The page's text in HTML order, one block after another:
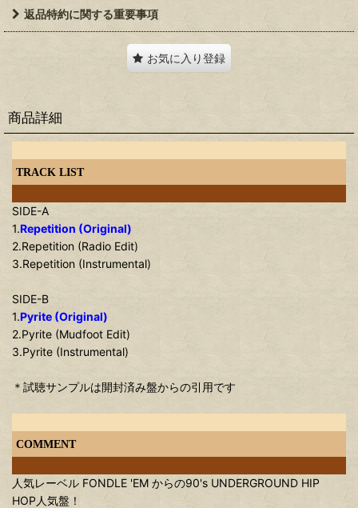
返品特約に関する重要事項
お気に入り登録
商品詳細
TRACK LIST
SIDE-A
1.Repetition (Original)
2.Repetition (Radio Edit)
3.Repetition (Instrumental)
SIDE-B
1.Pyrite (Original)
2.Pyrite (Mudfoot Edit)
3.Pyrite (Instrumental)
＊試聴サンプルは開封済み盤からの引用です
COMMENT
人気レーベル FONDLE 'EM からの90's UNDERGROUND HIP
HOP人気盤！